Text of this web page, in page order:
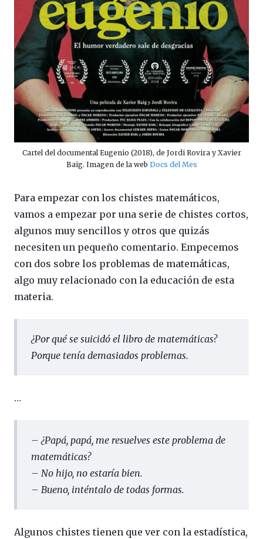
Cartel del documental Eugenio (2018), de Jordi Rovira y Xavier
Baig. Imagen de la web Docs del Mes
Para empezar con los chistes matemáticos,
vamos a empezar por una serie de chistes cortos,
algunos muy sencillos y otros que quizás
necesiten un pequeño comentario. Empecemos
con dos sobre los problemas de matemáticas,
algo muy relacionado con la educación de esta
materia.
¿Por qué se suicidó el libro de matemáticas?
Porque tenía demasiados problemas.
…
– ¿Papá, papá, me resuelves este problema de
matemáticas?
– No hijo, no estaría bien.
– Bueno, inténtalo de todas formas.
Algunos chistes tienen que ver con la estadística,